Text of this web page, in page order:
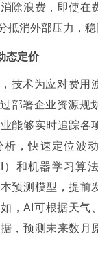
消除浪费，即使在
抵消外部压力，稳
态定价
技术为应对费用
部署企业资源规
能够实时追踪各
析，快速定位波
）和机器学习算
预测模型，提前
，AI可根据天气
，预测未来数月